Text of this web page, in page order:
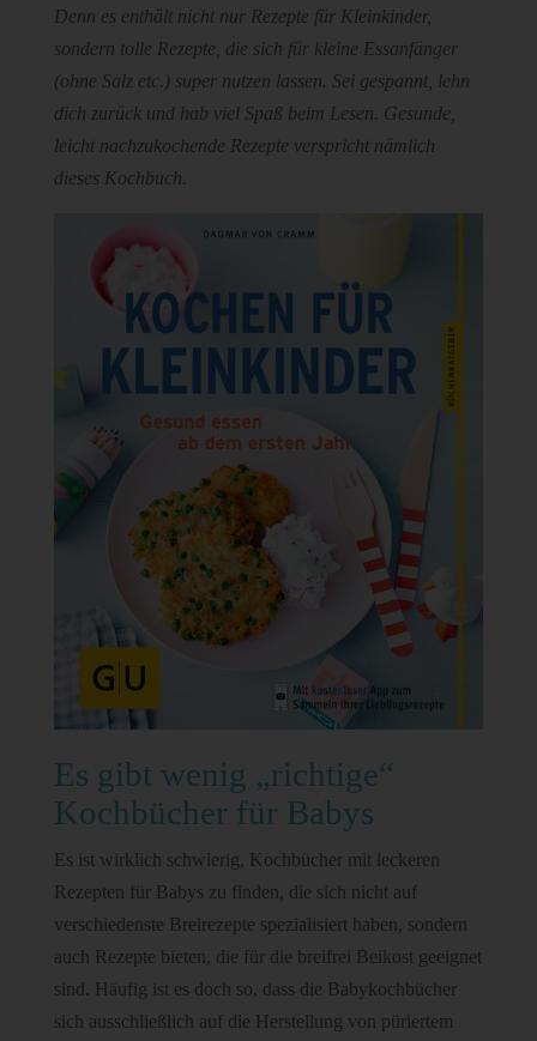
Denn es enthält nicht nur Rezepte für Kleinkinder,
sondern tolle Rezepte, die sich für kleine Essanfänger
(ohne Salz etc.) super nutzen lassen. Sei gespannt, lehn
dich zurück und hab viel Spaß beim Lesen. Gesunde,
leicht nachzukochende Rezepte verspricht nämlich
dieses Kochbuch.
Es gibt wenig „richtige“
Kochbücher für Babys
Es ist wirklich schwierig, Kochbücher mit leckeren
Rezepten für Babys zu finden, die sich nicht auf
verschiedenste Breirezepte spezialisiert haben, sondern
auch Rezepte bieten, die für die breifrei Beikost geeignet
sind. Häufig ist es doch so, dass die Babykochbücher
sich ausschließlich auf die Herstellung von püriertem